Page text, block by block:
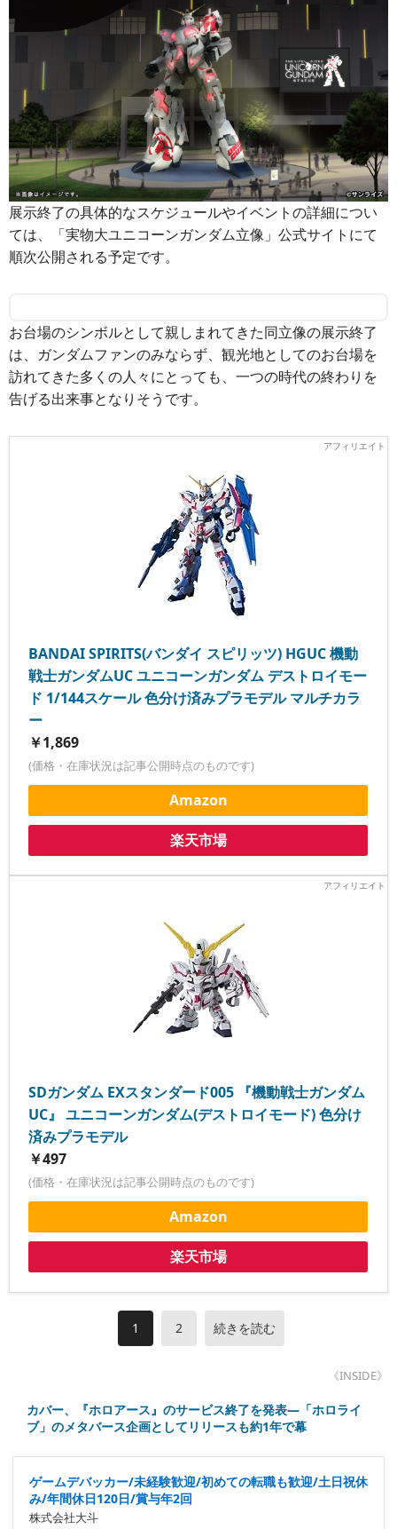
展示終了の具体的なスケジュールやイベントの詳細につい
ては、「実物大ユニコーンガンダム立像」公式サイトにて
順次公開される予定です。
お台場のシンボルとして親しまれてきた同立像の展示終了
は、ガンダムファンのみならず、観光地としてのお台場を
訪れてきた多くの人々にとっても、一つの時代の終わりを
告げる出来事となりそうです。
BANDAI SPIRITS(バンダイ スピリッツ) HGUC 機動
戦士ガンダムUC ユニコーンガンダム デストロイモー
ド 1/144スケール 色分け済みプラモデル マルチカラ
ー
￥1,869
(価格・在庫状況は記事公開時点のものです)
Amazon
楽天市場
SDガンダム EXスタンダード005 『機動戦士ガンダム
UC』 ユニコーンガンダム(デストロイモード) 色分け
済みプラモデル
￥497
(価格・在庫状況は記事公開時点のものです)
Amazon
楽天市場
1 2 続きを読む
《INSIDE》
カバー、『ホロアース』のサービス終了を発表―「ホロライ
ブ」のメタバース企画としてリリースも約1年で幕
ゲームデバッカー/未経験歓迎/初めての転職も歓迎/土日祝休
み/年間休日120日/賞与年2回
株式会社大斗